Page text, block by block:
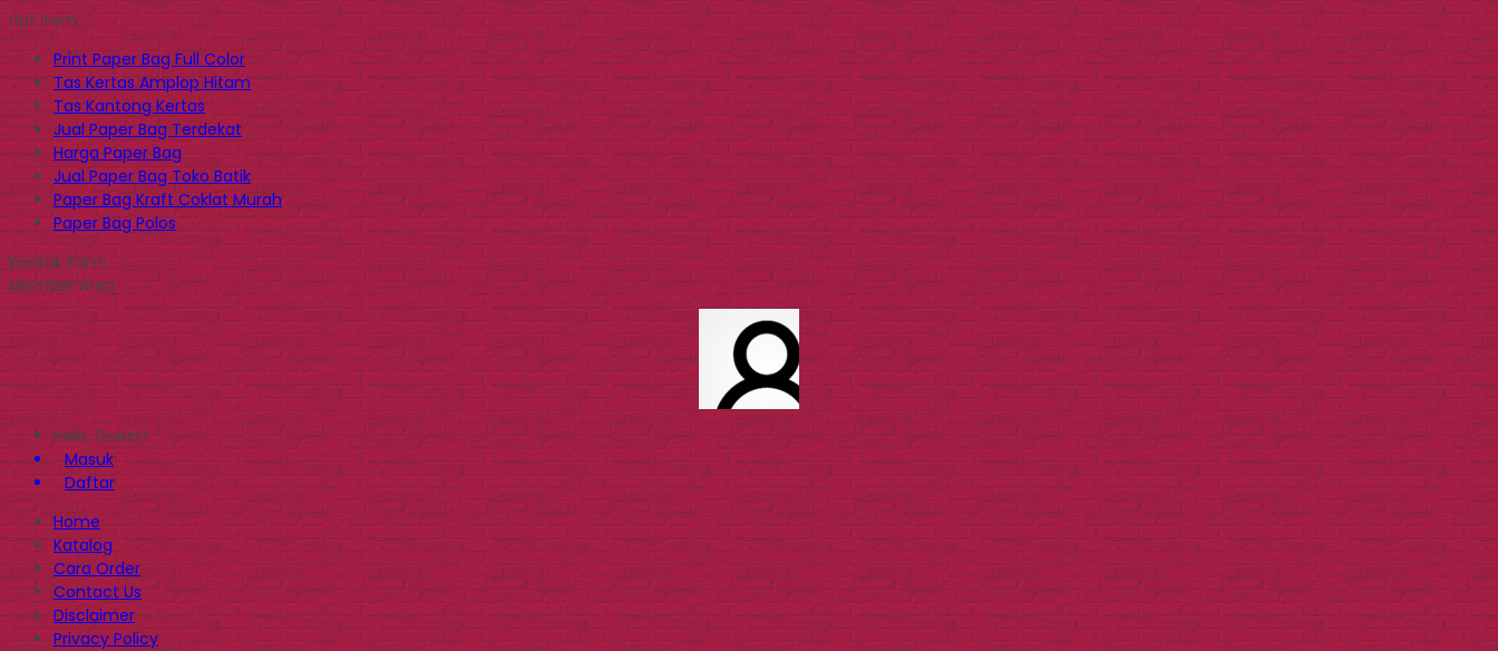
Hot Item
Print Paper Bag Full Color
Tas Kertas Amplop Hitam
Tas Kantong Kertas
Jual Paper Bag Terdekat
Harga Paper Bag
Jual Paper Bag Toko Batik
Paper Bag Kraft Coklat Murah
Paper Bag Polos
Kontak Kami
Member Area
Halo, Guest!
Masuk
Daftar
Home
Katalog
Cara Order
Contact Us
Disclaimer
Privacy Policy